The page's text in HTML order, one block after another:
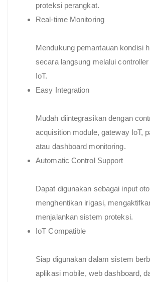
proteksi perangkat.
Real-time Monitoring
Mendukung pemantauan kondisi
secara langsung melalui
IoT.
Easy Integration
Mudah diintegrasikan dengan
acquisition module, gateway IoT,
atau dashboard monitoring.
Automatic Control Support
Dapat digunakan sebagai input
menghentikan irigasi,
menjalankan sistem proteksi.
IoT Compatible
Siap digunakan dalam sistem
aplikasi mobile, web dashboard,